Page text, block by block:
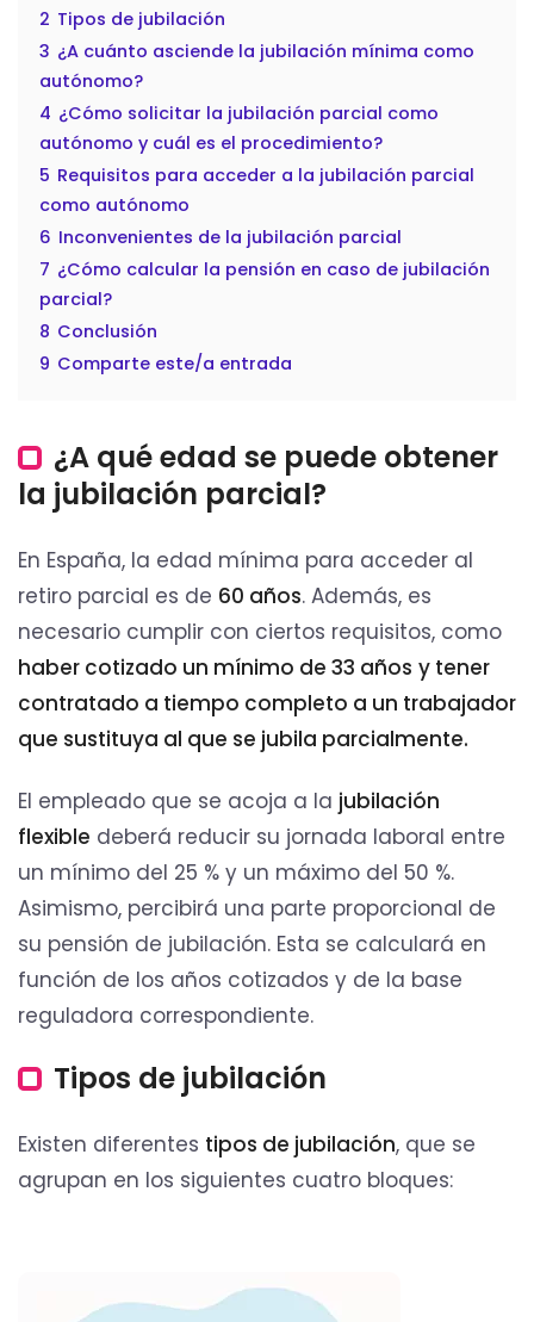
2 Tipos de jubilación
3 ¿A cuánto asciende la jubilación mínima como
autónomo?
4 ¿Cómo solicitar la jubilación parcial como
autónomo y cuál es el procedimiento?
5 Requisitos para acceder a la jubilación parcial
como autónomo
6 Inconvenientes de la jubilación parcial
7 ¿Cómo calcular la pensión en caso de jubilación
parcial?
8 Conclusión
9 Comparte este/a entrada
¿A qué edad se puede obtener
la jubilación parcial?
En España, la edad mínima para acceder al
retiro parcial es de 60 años. Además, es
necesario cumplir con ciertos requisitos, como
haber cotizado un mínimo de 33 años y tener
contratado a tiempo completo a un trabajador
que sustituya al que se jubila parcialmente.
El empleado que se acoja a la jubilación
flexible deberá reducir su jornada laboral entre
un mínimo del 25 % y un máximo del 50 %.
Asimismo, percibirá una parte proporcional de
su pensión de jubilación. Esta se calculará en
función de los años cotizados y de la base
reguladora correspondiente.
Tipos de jubilación
Existen diferentes tipos de jubilación, que se
agrupan en los siguientes cuatro bloques: